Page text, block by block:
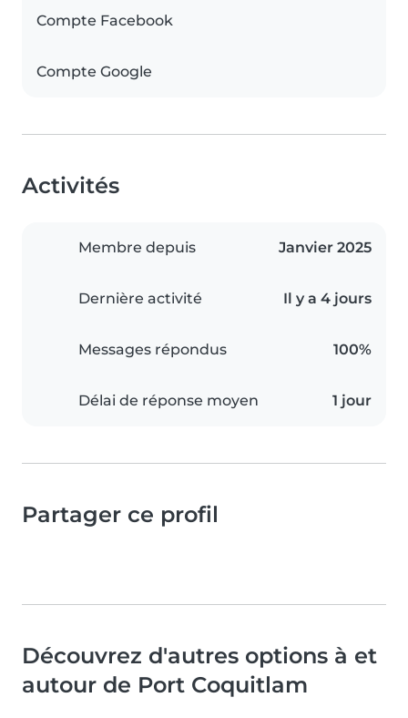
Compte Facebook
Compte Google
Activités
Membre depuis Janvier 2025
Dernière activité Il y a 4 jours
Messages répondus 100%
Délai de réponse moyen 1 jour
Partager ce profil
Découvrez d'autres options à et
autour de Port Coquitlam